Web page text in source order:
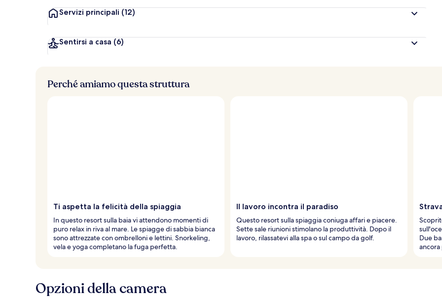
z
g
i
a
t
o
Servizi principali (12)
Sentirsi a casa (6)
Perché amiamo questa struttura
Ti aspetta la felicità della spiaggia
In questo resort sulla baia vi attendono momenti di
puro relax in riva al mare. Le spiagge di sabbia bianca
sono attrezzate con ombrelloni e lettini. Snorkeling,
vela e yoga completano la fuga perfetta.
Il lavoro incontra il paradiso
Questo resort sulla spiaggia coniuga affari e piacere.
Sette sale riunioni stimolano la produttività. Dopo il
lavoro, rilassatevi alla spa o sul campo da golf.
Due
ancora
Opzioni della camera